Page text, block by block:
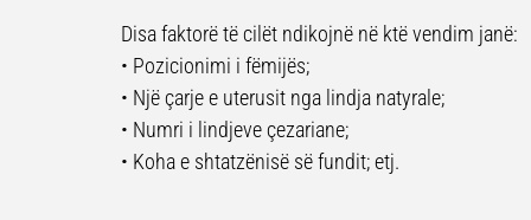
Disa faktorë të cilët ndikojnë në ktë vendim janë:
• Pozicionimi i fëmijës;
• Një çarje e uterusit nga lindja natyrale;
• Numri i lindjeve çezariane;
• Koha e shtatzënisë së fundit; etj.